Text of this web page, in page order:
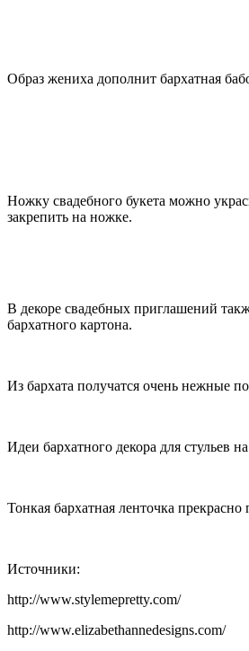
Образ жениха дополнит бархатная
Ножку свадебного букета можно
закрепить на ножке.
В декоре свадебных приглашений
бархатного картона.
Из бархата получатся очень нежные
Идеи бархатного декора для стульев
Тонкая бархатная ленточка
Источники:
http://www.stylemepretty.com/
http://www.elizabethannedesigns.com/